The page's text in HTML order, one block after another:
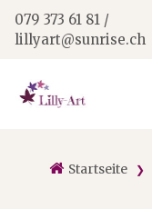
079 373 61 81 /
lillyart@sunrise.ch
Startseite